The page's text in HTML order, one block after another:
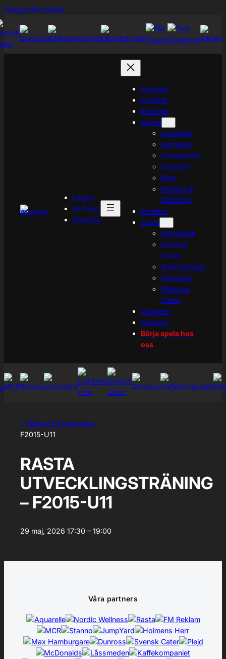
Hoppa till innehållHoppa
Lagen
Klubben
Matcher
Klubben
Nyheter
Matcher
Lagen
Damlaget
Herrlaget
Competition
Ungdom
Barn
Motions &
Gåfotboll
Medlem
Event
Fotbollslek
Sommar
Camp
Askimsdagen
Vårcupen
Påsklovs
Camp
Shoppen
Partners
Börja spela hos
oss
‹ Tillbaka till kalendern
F2015-U11
RASTA
UTVECKLINGSTRÄNING
– F2015-U11
29 maj, 2026 17:30 – 19:00
Våra partners